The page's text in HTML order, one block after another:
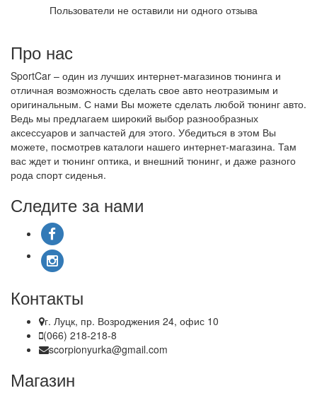
Пользователи не оставили ни одного отзыва
Про нас
SportCar – один из лучших интернет-магазинов тюнинга и
отличная возможность сделать свое авто неотразимым и
оригинальным. С нами Вы можете сделать любой тюнинг авто.
Ведь мы предлагаем широкий выбор разнообразных
аксессуаров и запчастей для этого. Убедиться в этом Вы
можете, посмотрев каталоги нашего интернет-магазина. Там
вас ждет и тюнинг оптика, и внешний тюнинг, и даже разного
рода спорт сиденья.
Следите за нами
Контакты
г. Луцк, пр. Возроджения 24, офис 10
(066) 218-218-8
scorpionyurka@gmail.com
Магазин